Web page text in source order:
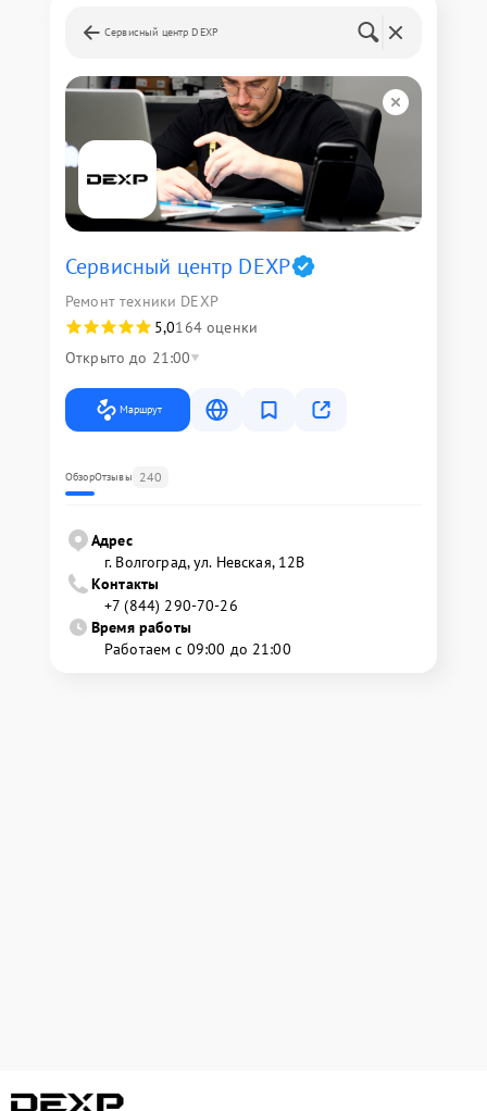
Сервисный центр DEXP
Сервисный центр DEXP
Ремонт техники DEXP
5,0164 оценки
Открыто до 21:00
Маршрут
ОбзорОтзывы 240
Адрес
г. Волгоград, ул. Невская, 12В
Контакты
+7 (844) 290-70-26
Время работы
Работаем с 09:00 до 21:00